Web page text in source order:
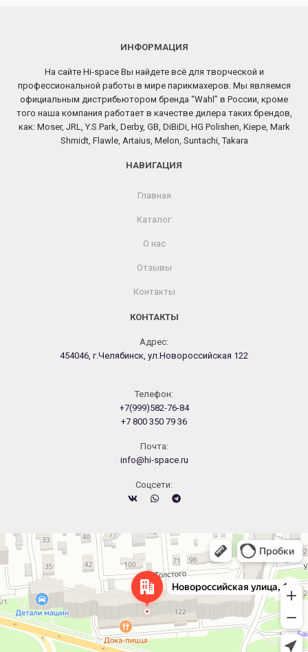
ИНФОРМАЦИЯ
На сайте Hi-space Вы найдете всё для творческой и
профессиональной работы в мире парикмахеров. Мы являемся
официальным дистрибьютором бренда “Wahl” в России, кроме
того наша компания работает в качестве дилера таких брендов,
как: Moser, JRL, Y.S.Park, Derby, GB, DiBiDi, HG Polishen, Kiepe, Mark
Shmidt, Flawle, Artaius, Melon, Suntachi, Takara
НАВИГАЦИЯ
Главная
Каталог
О нас
Отзывы
Контакты
КОНТАКТЫ
Адрес:
454046, г.Челябинск, ул.Новороссийская 122
Телефон:
+7(999)582-76-84
+7 800 350 79 36
Почта:
info@hi-space.ru
Cоцсети:
Челябинск
Новороссийская улица, 122 — Яндекс.Карты